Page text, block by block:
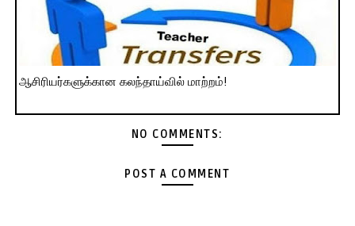
ஆசிரியர்களுக்கான கலந்தாய்வில் மாற்றம்!
NO COMMENTS:
POST A COMMENT